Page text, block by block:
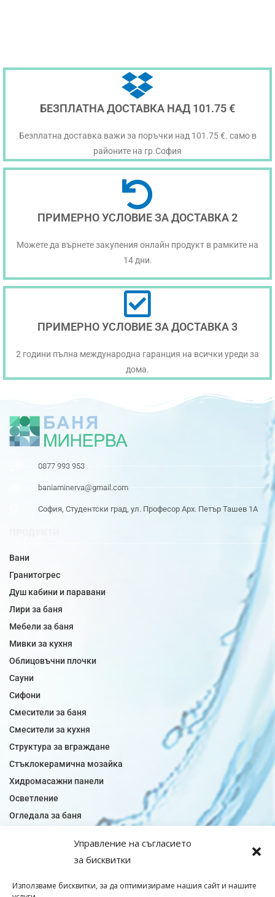
Управление на съгласието
за бисквитки
Използваме бисквитки, за да оптимизираме нашия сайт и нашите
БЕЗПЛАТНА ДОСТАВКА НАД 101.75 €
Безплатна доставка важи за поръчки над 101.75 €. само в
районите на гр.София
ПРИМЕРНО УСЛОВИЕ ЗА ДОСТАВКА 2
Можете да върнете закупения онлайн продукт в рамките на
14 дни.
ПРИМЕРНО УСЛОВИЕ ЗА ДОСТАВКА 3
2 години пълна международна гаранция на всички уреди за
дома.
0877 993 953
baniaminerva@gmail.com
София, Студентски град, ул. Професор Арх. Петър Ташев 1А
Вани
Гранитогрес
Душ кабини и паравани
Лири за баня
Мебели за баня
Мивки за кухня
Облицовъчни плочки
Сауни
Сифони
Смесители за баня
Смесители за кухня
Структура за вграждане
Стъклокерамична мозайка
Хидромасажни панели
Осветление
Огледала за баня
Плочки за кухня
Подови лентова сифони